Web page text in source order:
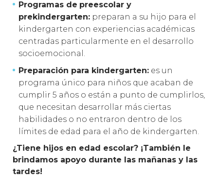
Programas de preescolar y
prekindergarten: preparan a su hijo para el
kindergarten con experiencias académicas
centradas particularmente en el desarrollo
socioemocional.
Preparación para kindergarten: es un
programa único para niños que acaban de
cumplir 5 años o están a punto de cumplirlos,
que necesitan desarrollar más ciertas
habilidades o no entraron dentro de los
límites de edad para el año de kindergarten.
¿Tiene hijos en edad escolar? ¡También le
brindamos apoyo durante las mañanas y las
tardes!